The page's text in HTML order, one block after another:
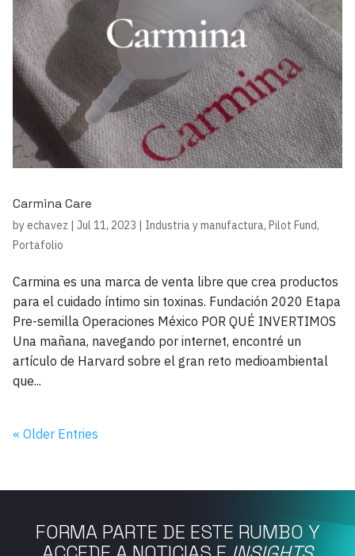
Carmina Care
by echavez | Jul 11, 2023 | Industria y manufactura, Pilot Fund,
Portafolio
Carmina es una marca de venta libre que crea productos
para el cuidado íntimo sin toxinas. Fundación 2020 Etapa
Pre-semilla Operaciones México POR QUÉ INVERTIMOS
Una mañana, navegando por internet, encontré un
artículo de Harvard sobre el gran reto medioambiental
que...
« Older Entries
FORMA PARTE DE ESTE RUMBO Y